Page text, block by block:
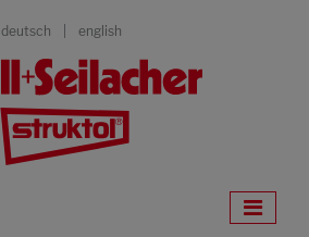
deutsch english